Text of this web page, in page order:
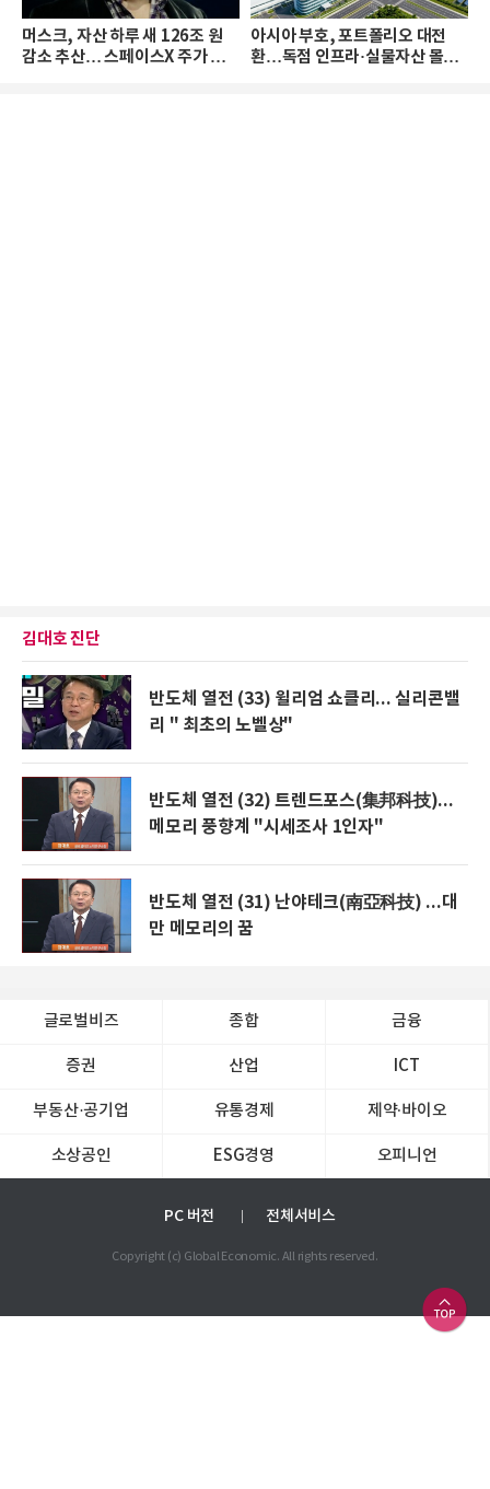
머스크, 자산 하루 새 126조 원
감소 추산… 스페이스X 주가 하
아시아 부호, 포트폴리오 대전
환…독점 인프라·실물자산 몰린
김대호 진단
반도체 열전 (33) 윌리엄 쇼클리... 실리콘밸
리 " 최초의 노벨상"
반도체 열전 (32) 트렌드포스(集邦科技)...
메모리 풍향계 "시세조사 1인자"
반도체 열전 (31) 난야테크(南亞科技) ...대
만 메모리의 꿈
글로벌비즈 종합 금융
증권 산업 ICT
부동산·공기업 유통경제 제약∙바이오
소상공인 ESG경영 오피니언
PC 버전 전체서비스
Copyright (c) Global Economic. All rights reserved.